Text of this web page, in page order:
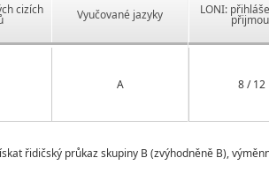
cizích Vyučované jazyky
A
LONI:
8 / 12
řidičský průkaz skupiny B (zvýhodněně B),